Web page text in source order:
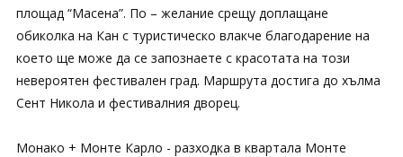
площад “Масена”. По – желание срещу доплащане
обиколка на Кан с туристическо влакче благодарение на
което ще може да се запознаете с красотата на този
невероятен фестивален град. Маршрута достига до хълма
Сент Никола и фестивалния дворец.
Монако + Монте Карло - разходка в квартала Монте